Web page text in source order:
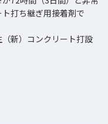
打ち継ぎ用接着剤で
新）コンクリート打設